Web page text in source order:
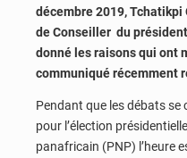
décembre 2019,
de Conseiller du
donné les raisons qui ont
communiqué récemment
Pendant que les débats
pour l’élection
panafricain (PNP) l’heure